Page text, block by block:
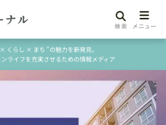
くらし × まち "の魅力を新発見。
ライフを充実させるための情報メディア